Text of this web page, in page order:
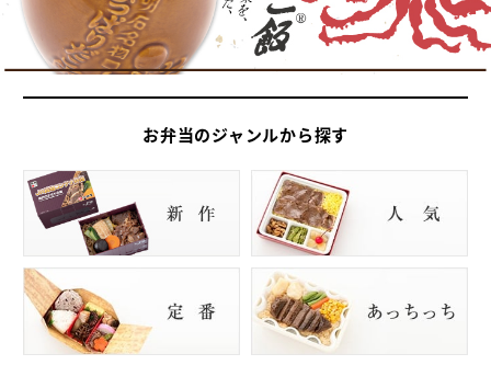
お弁当のジャンルから探す